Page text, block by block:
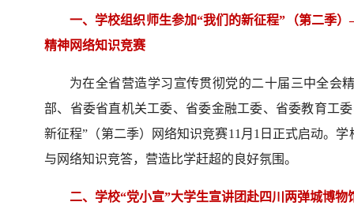
一、学校组织师生参加“我们的新征程”（第二季
精神网络知识竞赛
为在全省营造学习宣传贯彻党的二十届三中全会
部、省委省直机关工委、省委金融工委、省委教育工
新征程”（第二季）网络知识竞赛11月1日正式启动。
与网络知识竞答，营造比学赶超的良好氛围。
二、学校“党小宣”大学生宣讲团赴四川两弹城博物